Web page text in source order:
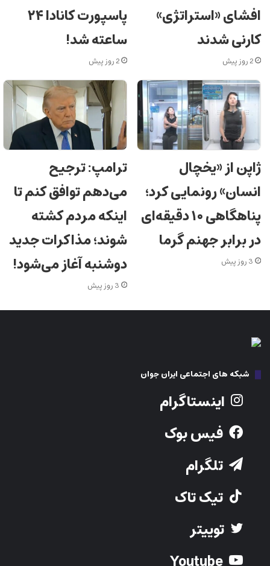
افشای «استراتژی»
کارنی شدند
2 روز پیش
پاسپورت کانادا ۲۴
ساعته شد!
2 روز پیش
ژاپن از «یخچال
انسان» رونمایی کرد؛
پناهگاهی ۱۰ دقیقه‌ای
در برابر جهنم گرما
3 روز پیش
ترامپ: ترجیح
می‌دهم توافق کنم تا
اینکه مردم کشته
شوند؛ مذاکرات جدید
دوشنبه آغاز می‌شود!
3 روز پیش
شبکه های اجتماعی ایران جوان
اینستاگرام
فیس بوک
تلگرام
تیک تاک
توییتر